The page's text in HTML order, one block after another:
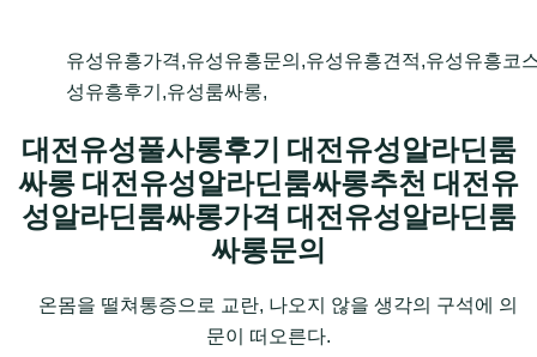
유성유흥가격,유성유흥문의,유성유흥견적,유성유흥코
성유흥후기,유성룸싸롱,
대전유성풀사롱후기 대전유성알라딘룸
싸롱 대전유성알라딘룸싸롱추천 대전유
성알라딘룸싸롱가격 대전유성알라딘룸
싸롱문의
온몸을 떨쳐통증으로 교란, 나오지 않을 생각의 구석에 의
문이 떠오른다.